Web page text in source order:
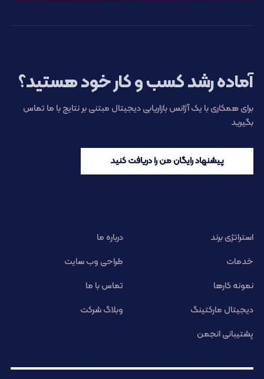
آماده رشد کسب و کار خود هستید؟
برای همکاری با یک آژانس بازاریابی دیجیتال مبتنی بر نتایج با ما تماس
بگیرید
پیشنهاد رایگان من را دریافت کنید
استراتژی برند
درباره ما
خدمات
طراحی وب سایت
نمونه کارها
تماس با ما
دیجیتال مارکتینگ
وبلاگ شرکت
پشتیبانی انجمن